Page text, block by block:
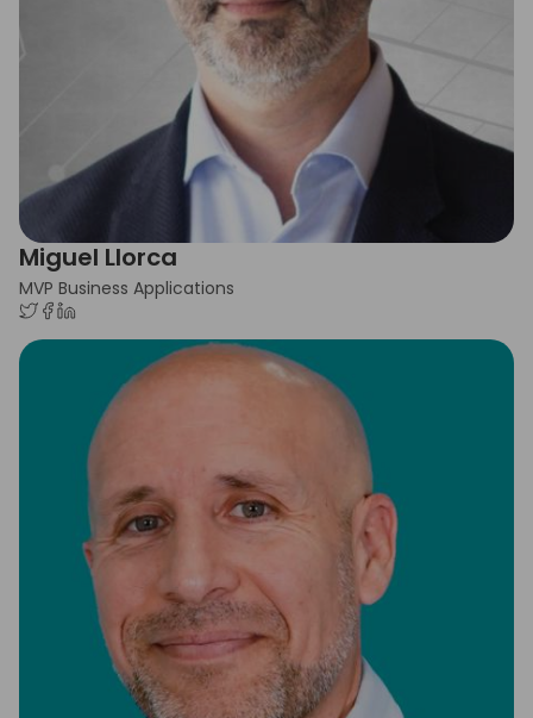
Miguel Llorca
MVP Business Applications